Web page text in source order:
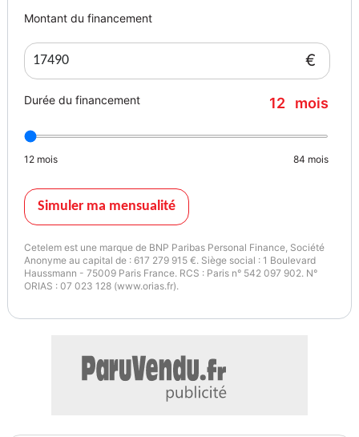
12 mois
Montant du financement
€
Durée du financement 12 mois
12 mois 84 mois
Simuler ma mensualité
Cetelem est une marque de BNP Paribas Personal Finance, Société
Anonyme au capital de : 617 279 915 €. Siège social : 1 Boulevard
Haussmann - 75009 Paris France. RCS : Paris n° 542 097 902. N°
ORIAS : 07 023 128 (www.orias.fr).